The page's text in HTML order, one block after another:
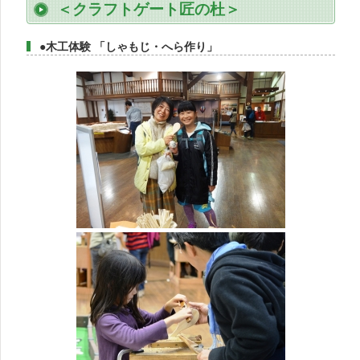
＜クラフトゲート匠の杜＞
●木工体験 「しゃもじ・へら作り」